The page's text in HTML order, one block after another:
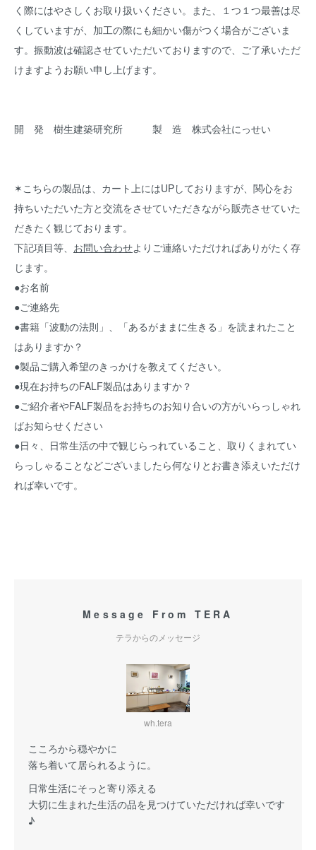
く際にはやさしくお取り扱いください。また、１つ１つ最善は尽
くしていますが、加工の際にも細かい傷がつく場合がございま
す。振動波は確認させていただいておりますので、ご了承いただ
けますようお願い申し上げます。
開 発 樹生建築研究所 製 造 株式会社にっせい
✶こちらの製品は、カート上にはUPしておりますが、関心をお
持ちいただいた方と交流をさせていただきながら販売させていた
だきたく観じております。
下記項目等、 お問い合わせよりご連絡いただければありがたく存
じます。
●お名前
●ご連絡先
●書籍「波動の法則」、「あるがままに生きる」を読まれたこと
はありますか？
●製品ご購入希望のきっかけを教えてください。
●現在お持ちのFALF製品はありますか？
●ご紹介者やFALF製品をお持ちのお知り合いの方がいらっしゃれ
ばお知らせください
●日々、日常生活の中で観じらっれていること、取りくまれてい
らっしゃることなどございましたら何なりとお書き添えいただけ
れば幸いです。
Message From TERA
テラからのメッセージ
wh.tera
こころから穏やかに
落ち着いて居られるように。
日常生活にそっと寄り添える
大切に生まれた生活の品を見つけていただければ幸いです
♪